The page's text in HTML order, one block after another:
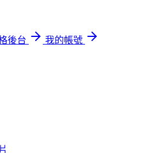
後台
我的帳號